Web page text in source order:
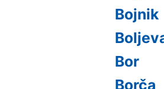
Bojnik
Bor
Borča